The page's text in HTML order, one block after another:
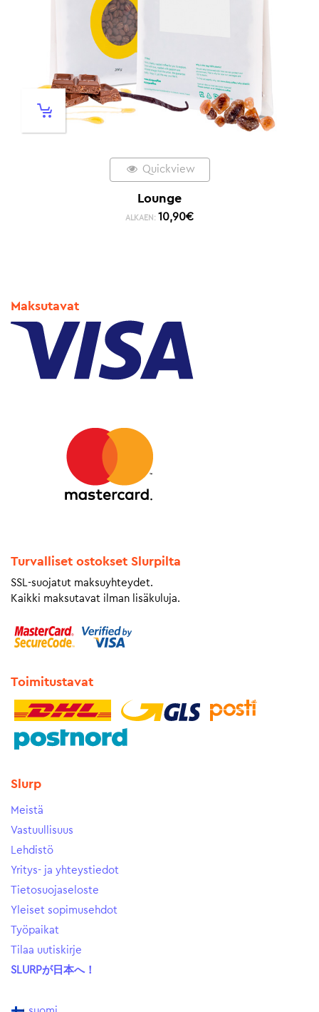
Quickview
Lounge
ALKAEN: 10,90€
Maksutavat
Turvalliset ostokset Slurpilta
SSL-suojatut maksuyhteydet.
Kaikki maksutavat ilman lisäkuluja.
Toimitustavat
Slurp
Meistä
Vastuullisuus
Lehdistö
Yritys- ja yhteystiedot
Tietosuojaseloste
Yleiset sopimusehdot
Työpaikat
Tilaa uutiskirje
SLURPが日本へ！